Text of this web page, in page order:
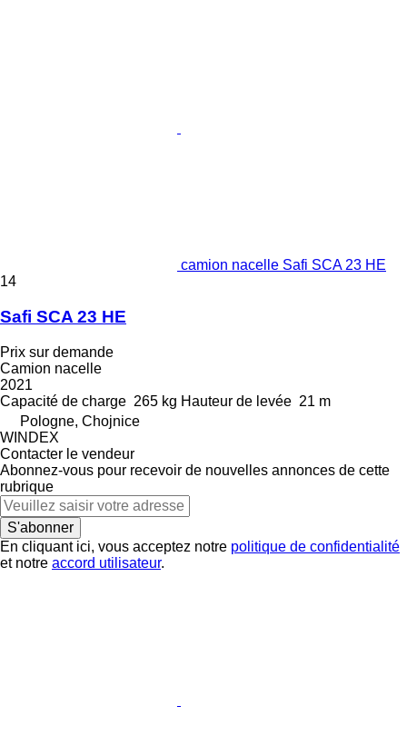
camion nacelle Safi SCA 23 HE
14
Safi SCA 23 HE
Prix sur demande
Camion nacelle
2021
Capacité de charge 265 kg Hauteur de levée 21 m
Pologne, Chojnice
WINDEX
Contacter le vendeur
Abonnez-vous pour recevoir de nouvelles annonces de cette
rubrique
S'abonner
En cliquant ici, vous acceptez notre politique de confidentialité
et notre accord utilisateur.